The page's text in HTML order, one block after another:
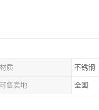
材质 不锈钢
可售卖地 全国